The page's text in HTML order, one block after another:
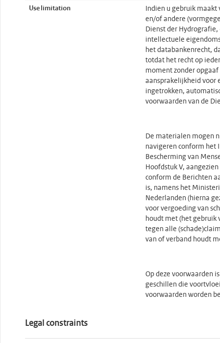
Use limitation
Indien u gebruik
en/of andere
Dienst der
intellectuele
het databankenrecht,
totdat het recht op
moment zonder
aansprakelijkheid voor
ingetrokken,
voorwaarden van de
De materialen mogen
navigeren conform het
Bescherming van
Hoofdstuk V,
conform de Berichten
is, namens het
Nederlanden (hierna
voor vergoeding van
houdt met (het gebruik
tegen alle
van of verband houdt
Op deze voorwaarden
geschillen die
voorwaarden worden
Legal constraints